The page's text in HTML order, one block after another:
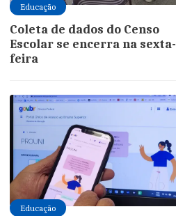
Educação
Coleta de dados do Censo
Escolar se encerra na sexta-
feira
Educação